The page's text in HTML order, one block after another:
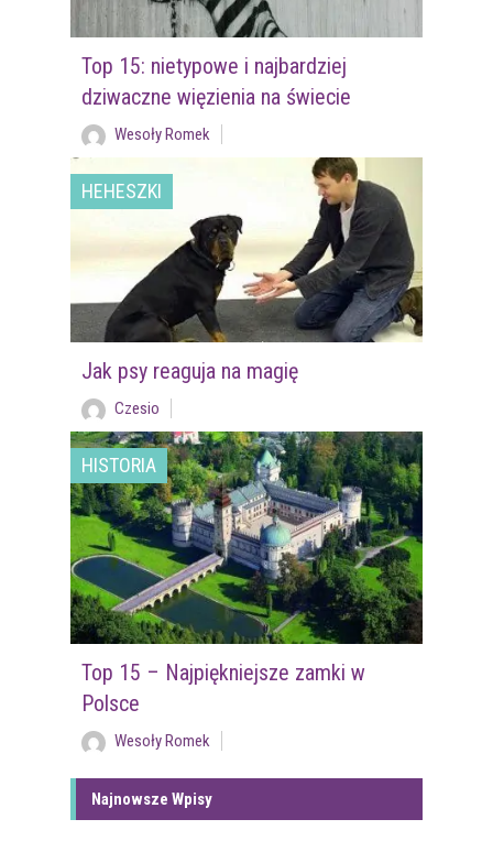
Top 15: nietypowe i najbardziej
dziwaczne więzienia na świecie
Wesoły Romek
HEHESZKI
Jak psy reaguja na magię
Czesio
HISTORIA
Top 15 – Najpiękniejsze zamki w
Polsce
Wesoły Romek
Najnowsze Wpisy